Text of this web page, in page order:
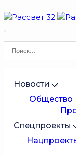
Новости
Общество
Спецпроекты